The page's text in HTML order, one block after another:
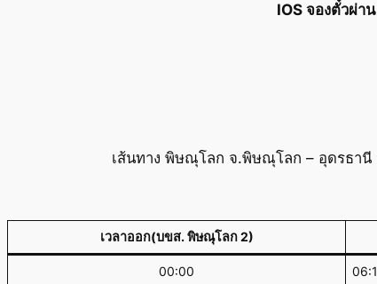
IOS จองตั๋วผ่า
เส้นทาง พิษณุโลก จ.พิษณุโลก – อุดรธานี
เวลาออก(บขส. พิษณุโลก 2)
00:00